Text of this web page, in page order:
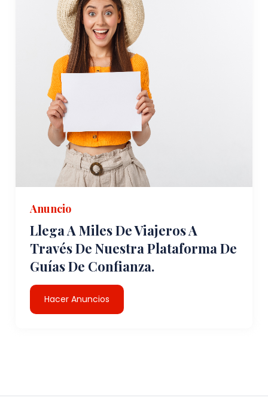
Anuncio
Llega A Miles De Viajeros A
Través De Nuestra Plataforma De
Guías De Confianza.
Hacer Anuncios